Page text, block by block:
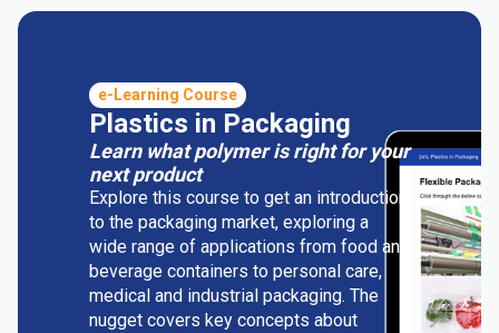
e-Learning Course
Plastics in Packaging
Learn what polymer is right for your
next product
Explore this course to get an introduction
to the packaging market, exploring a
wide range of applications from food and
beverage containers to personal care,
medical and industrial packaging. The
nugget covers key concepts about